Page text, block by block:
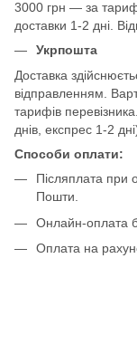
3000 грн — за
доставки 1-2 дні.
Укрпошта
Доставка
відправленням.
тарифів
днів, експрес 1-2
Способи оплати:
Післяплата при
Пошти.
Онлайн-оплата
Оплата на